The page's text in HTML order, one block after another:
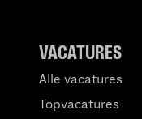
VACATURES
Alle vacatures
Topvacatures